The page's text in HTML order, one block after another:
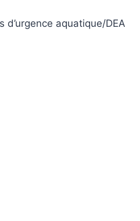
d’urgence aquatique/DEA